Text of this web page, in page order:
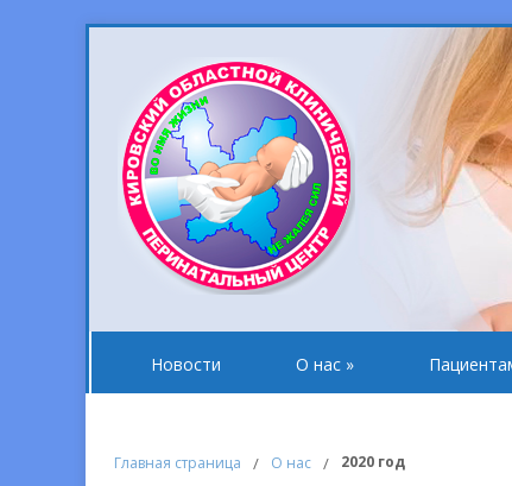
Новости О нас »
Главная страница / О нас / 2020 год